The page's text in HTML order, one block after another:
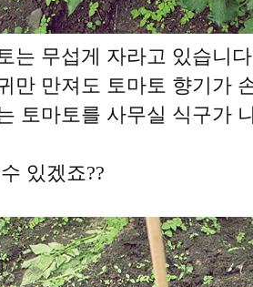
는 무섭게 자라고 있습니
만 만져도 토마토 향기가
토마토를 사무실 식구가
있겠죠??